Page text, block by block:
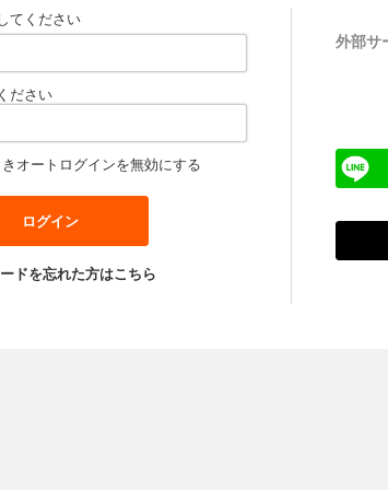
てください
ださい
オートログインを無効にする
ドを忘れた方はこちら
外部サ